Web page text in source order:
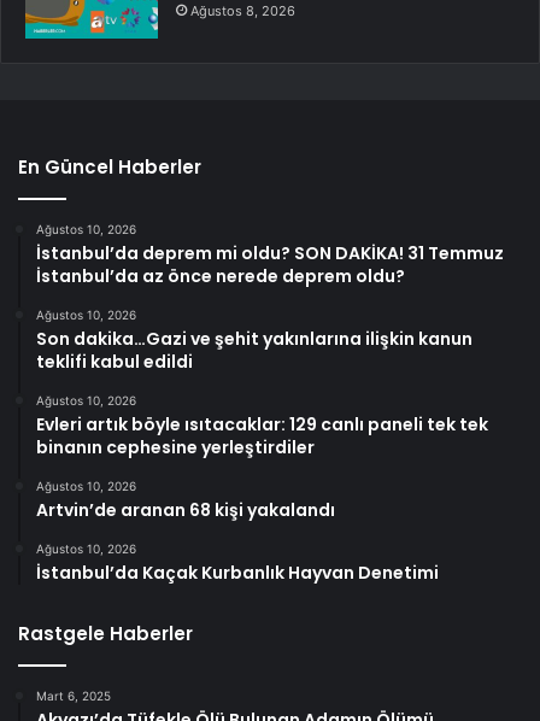
Ağustos 8, 2026
En Güncel Haberler
Ağustos 10, 2026
İstanbul’da deprem mi oldu? SON DAKİKA! 31 Temmuz
İstanbul’da az önce nerede deprem oldu?
Ağustos 10, 2026
Son dakika…Gazi ve şehit yakınlarına ilişkin kanun
teklifi kabul edildi
Ağustos 10, 2026
Evleri artık böyle ısıtacaklar: 129 canlı paneli tek tek
binanın cephesine yerleştirdiler
Ağustos 10, 2026
Artvin’de aranan 68 kişi yakalandı
Ağustos 10, 2026
İstanbul’da Kaçak Kurbanlık Hayvan Denetimi
Rastgele Haberler
Mart 6, 2025